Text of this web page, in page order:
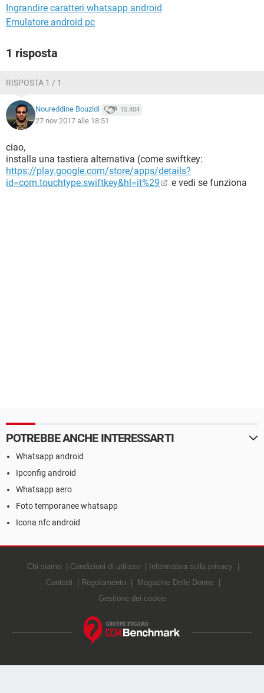
Ingrandire caratteri whatsapp android
Emulatore android pc
1 risposta
RISPOSTA 1 / 1
Noureddine Bouzidi 15.404
27 nov 2017 alle 18:51
ciao,
installa una tastiera alternativa (come swiftkey:
https://play.google.com/store/apps/details?
id=com.touchtype.swiftkey&hl=it%29
e vedi se funziona
POTREBBE ANCHE INTERESSARTI
Whatsapp android
Ipconfig android
Whatsapp aero
Foto temporanee whatsapp
Icona nfc android
Chi siamo Condizioni di utilizzo
Informativa sulla privacy
Contatti
Regolamento
Magazine Delle Donne
Gestione dei cookie